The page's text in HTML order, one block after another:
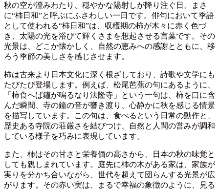
秋の空が澄みわたり、穏やかな陽射しが降り注ぐ日、まさ
に“柿日和”と呼ぶにふさわしい一日です。俳句において季語
として使われる“柿日和”は、収穫期の柿が木々に赤く色づ
き、太陽の光を浴びて輝くさまを想起させる言葉です。その
光景は、どこか懐かしく、自然の恵みへの感謝とともに、移
ろう季節の美しさを感じさせます。
柿は古来より日本文化に深く根ざしており、詩歌や文学にも
たびたび登場します。例えば、松尾芭蕉の句にあるように、
「柿食へば鐘が鳴るなり法隆寺」という一句は、柿を口に含
んだ瞬間、寺の鐘の音が響き渡り、心静かに秋を感じる情景
を描写しています。この句は、食べるという日常の動作と、
歴史ある寺院の荘厳さを結びつけ、自然と人間の営みが調和
している様子を巧みに表現しています。
また、柿はその甘さと栄養価の高さから、日本の秋の味覚と
しても親しまれています。庭先に柿の木がある家は、家族が
実りを分かち合いながら、世代を超えて団らんする光景が広
がります。その赤い実は、まるで幸福の象徴のように、見る